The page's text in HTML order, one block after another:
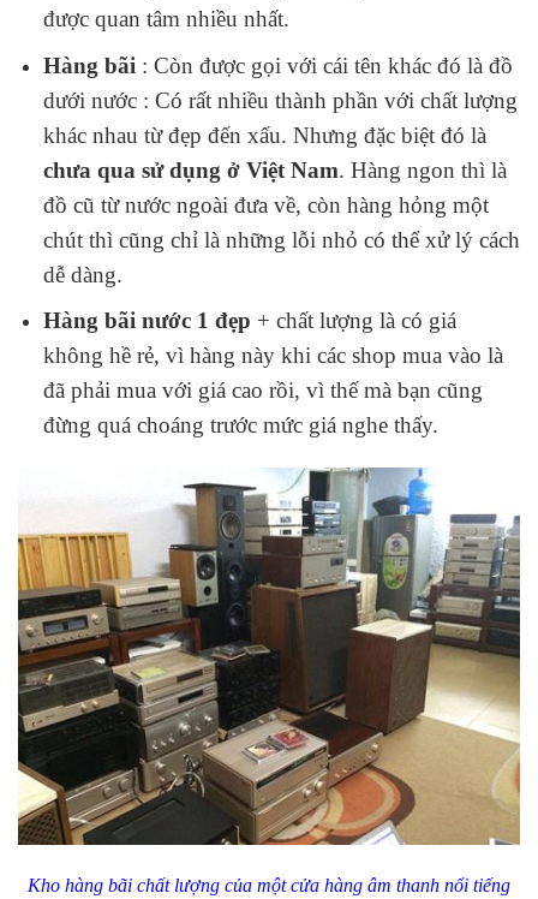
được quan tâm nhiều nhất.
Hàng bãi : Còn được gọi với cái tên khác đó là đồ
dưới nước : Có rất nhiều thành phần với chất lượng
khác nhau từ đẹp đến xấu. Nhưng đặc biệt đó là
chưa qua sử dụng ở Việt Nam. Hàng ngon thì là
đồ cũ từ nước ngoài đưa về, còn hàng hỏng một
chút thì cũng chỉ là những lỗi nhỏ có thể xử lý cách
dễ dàng.
Hàng bãi nước 1 đẹp + chất lượng là có giá
không hề rẻ, vì hàng này khi các shop mua vào là
đã phải mua với giá cao rồi, vì thế mà bạn cũng
đừng quá choáng trước mức giá nghe thấy.
Kho hàng bãi chất lượng của một cửa hàng âm thanh nổi tiếng